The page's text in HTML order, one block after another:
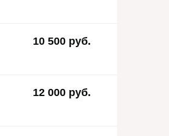
10 500 руб.
12 000 руб.